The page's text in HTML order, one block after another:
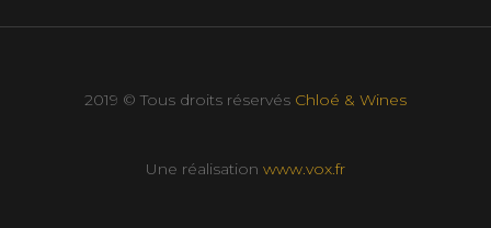
2019 © Tous droits réservés Chloé & Wines
Une réalisation www.vox.fr